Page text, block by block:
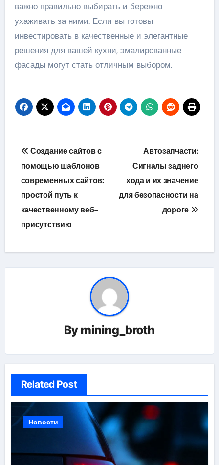
важно правильно выбирать и бережно
ухаживать за ними. Если вы готовы
инвестировать в качественные и элегантные
решения для вашей кухни, эмалированные
фасады могут стать отличным выбором.
Навигация
по
записям
Создание сайтов с
помощью шаблонов
современных сайтов:
простой путь к
качественному веб-
присутствию
Автозапчасти:
Сигналы заднего
хода и их значение
для безопасности на
дороге
By mining_broth
Related Post
Новости